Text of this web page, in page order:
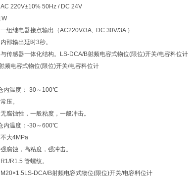
220V±10% 50Hz / DC 24V
组继电器接点输出（AC220V/3A, DC 30V/3A ）
部输出延时3秒。
传感器一体化结构。LS-DCA/B射频电容式物位(限位)开关/电容料位计
频电容式物位(限位)开关/电容料位计
内温度：-30～100℃
压。
腐蚀性，一般粘度，一般冲击。
内温度：-30～600℃
大4MPa
腐蚀，高粘度，强冲击。
R1.5 管螺纹。
DCA/B射频电容式物位(限位)开关/电容料位计